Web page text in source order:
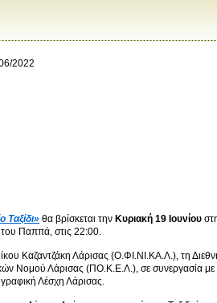
2022
Ταξίδι» θα βρίσκεται την Κυριακή 19 Ιουνίου
Παππά, στις 22:00.
Καζαντζάκη Λάρισας (Ο.ΦΙ.ΝΙ.ΚΑ.Λ.), τη
Νομού Λάρισας (ΠΟ.Κ.Ε.Λ.), σε συνεργασία με
Λέσχη Λάρισας.